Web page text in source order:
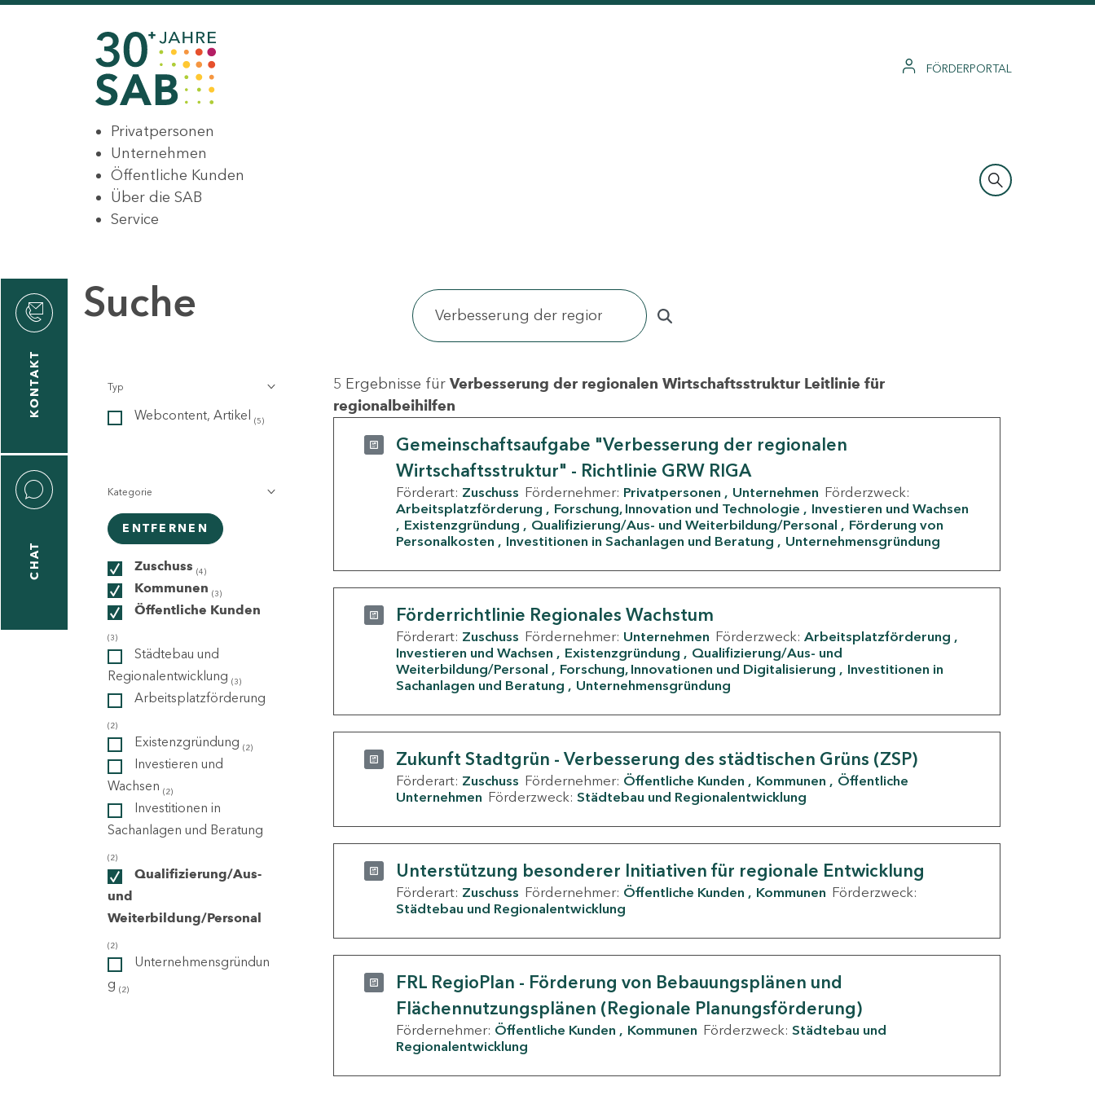
FÖRDERPORTAL
Privatpersonen
Unternehmen
Öffentliche Kunden
Über die SAB
Service
KONTAKT
CHAT
Suche
Typ
Webcontent, Artikel (5)
Kategorie
ENTFERNEN
Zuschuss (4)
Kommunen (3)
Öffentliche Kunden
(3)
Städtebau und
Regionalentwicklung (3)
Arbeitsplatzförderung
(2)
Existenzgründung (2)
Investieren und
Wachsen (2)
Investitionen in
Sachanlagen und Beratung
(2)
Qualifizierung/Aus-
und
Weiterbildung/Personal
(2)
Unternehmensgründun
g (2)
5 Ergebnisse für Verbesserung der regionalen Wirtschaftsstruktur Leitlinie für
regionalbeihilfen
Gemeinschaftsaufgabe "Verbesserung der regionalen
Wirtschaftsstruktur" - Richtlinie GRW RIGA
Förderart: Zuschuss Fördernehmer: Privatpersonen Unternehmen Förderzweck:
Arbeitsplatzförderung
Forschung, Innovation und Technologie
Investieren und Wachsen
Existenzgründung
Qualifizierung/Aus- und Weiterbildung/Personal
Förderung von
Personalkosten
Investitionen in Sachanlagen und Beratung Unternehmensgründung
Förderrichtlinie Regionales Wachstum
Förderart: Zuschuss Fördernehmer: Unternehmen Förderzweck: Arbeitsplatzförderung
Investieren und Wachsen
Existenzgründung
Qualifizierung/Aus- und
Weiterbildung/Personal
Forschung, Innovationen und Digitalisierung
Investitionen in
Sachanlagen und Beratung
Unternehmensgründung
Zukunft Stadtgrün - Verbesserung des städtischen Grüns (ZSP)
Förderart: Zuschuss Fördernehmer: Öffentliche Kunden Kommunen
Öffentliche
Unternehmen Förderzweck: Städtebau und Regionalentwicklung
Unterstützung besonderer Initiativen für regionale Entwicklung
Förderart: Zuschuss Fördernehmer: Öffentliche Kunden Kommunen Förderzweck:
Städtebau und Regionalentwicklung
FRL RegioPlan - Förderung von Bebauungsplänen und
Flächennutzungsplänen (Regionale Planungsförderung)
Fördernehmer: Öffentliche Kunden Kommunen Förderzweck: Städtebau und
Regionalentwicklung